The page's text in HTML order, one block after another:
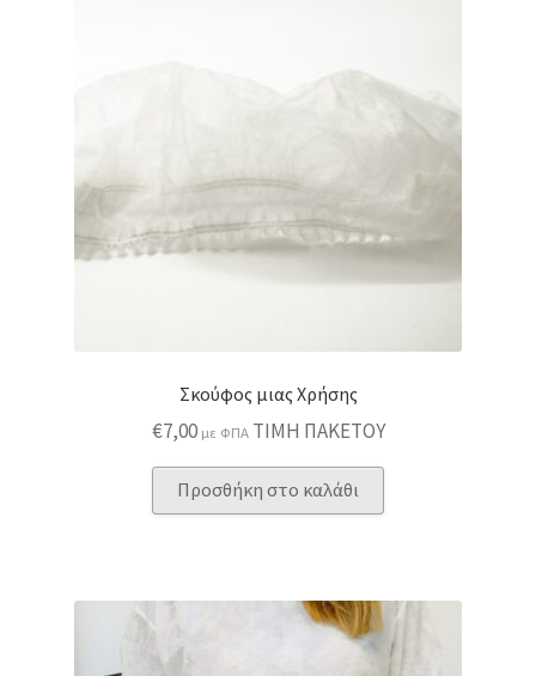
Σκούφος μιας Χρήσης
€7,00 με ΦΠΑ ΤΙΜΗ ΠΑΚΕΤΟΥ
Προσθήκη στο καλάθι